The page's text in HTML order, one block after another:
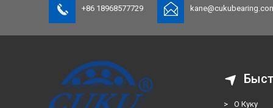
+86 18968577729
> О Куку